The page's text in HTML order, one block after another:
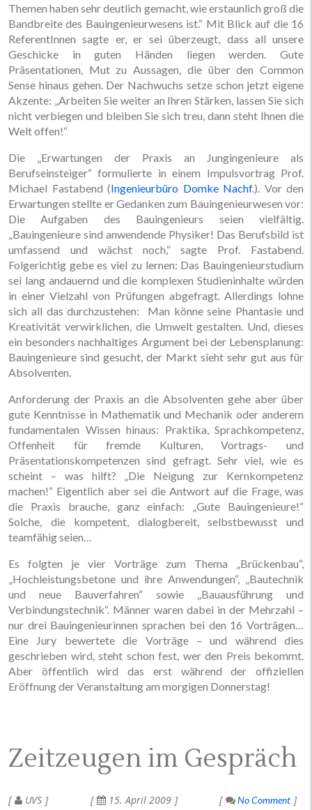
Themen haben sehr deutlich gemacht, wie erstaunlich groß die
Bandbreite des Bauingenieurwesens ist.“ Mit Blick auf die 16
ReferentInnen sagte er, er sei überzeugt, dass all unsere
Geschicke in guten Händen liegen werden. Gute
Präsentationen, Mut zu Aussagen, die über den Common
Sense hinaus gehen. Der Nachwuchs setze schon jetzt eigene
Akzente: „Arbeiten Sie weiter an Ihren Stärken, lassen Sie sich
nicht verbiegen und bleiben Sie sich treu, dann steht Ihnen die
Welt offen!“
Die „Erwartungen der Praxis an Jungingenieure als
Berufseinsteiger“ formulierte in einem Impulsvortrag Prof.
Michael Fastabend (Ingenieurbüro Domke Nachf.). Vor den
Erwartungen stellte er Gedanken zum Bauingenieurwesen vor:
Die Aufgaben des Bauingenieurs seien vielfältig.
„Bauingenieure sind anwendende Physiker! Das Berufsbild ist
umfassend und wächst noch,“ sagte Prof. Fastabend.
Folgerichtig gebe es viel zu lernen: Das Bauingenieurstudium
sei lang andauernd und die komplexen Studieninhalte würden
in einer Vielzahl von Prüfungen abgefragt. Allerdings lohne
sich all das durchzustehen: Man könne seine Phantasie und
Kreativität verwirklichen, die Umwelt gestalten. Und, dieses
ein besonders nachhaltiges Argument bei der Lebensplanung:
Bauingenieure sind gesucht, der Markt sieht sehr gut aus für
Absolventen.
Anforderung der Praxis an die Absolventen gehe aber über
gute Kenntnisse in Mathematik und Mechanik oder anderem
fundamentalen Wissen hinaus: Praktika, Sprachkompetenz,
Offenheit für fremde Kulturen, Vortrags- und
Präsentationskompetenzen sind gefragt. Sehr viel, wie es
scheint – was hilft? „Die Neigung zur Kernkompetenz
machen!“ Eigentlich aber sei die Antwort auf die Frage, was
die Praxis brauche, ganz einfach: „Gute Bauingenieure!“
Solche, die kompetent, dialogbereit, selbstbewusst und
teamfähig seien…
Es folgten je vier Vorträge zum Thema „Brückenbau“,
„Hochleistungsbetone und ihre Anwendungen“, „Bautechnik
und neue Bauverfahren“ sowie „Bauausführung und
Verbindungstechnik“. Männer waren dabei in der Mehrzahl –
nur drei Bauingenieurinnen sprachen bei den 16 Vorträgen…
Eine Jury bewertete die Vorträge – und während dies
geschrieben wird, steht schon fest, wer den Preis bekommt.
Aber öffentlich wird das erst während der offiziellen
Eröffnung der Veranstaltung am morgigen Donnerstag!
Zeitzeugen im Gespräch
UVS 15. April 2009 No Comment